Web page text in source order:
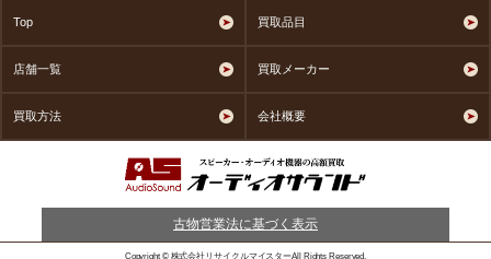
Top 買取品目
店舗一覧 買取メーカー
買取方法 会社概要
古物営業法に基づく表示
Copyright © 株式会社リサイクルマイスターAll Rights Reserved.